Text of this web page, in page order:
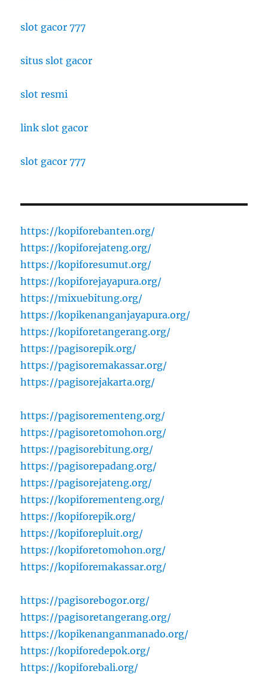
slot gacor 777
situs slot gacor
slot resmi
link slot gacor
slot gacor 777
https://kopiforebanten.org/
https://kopiforejateng.org/
https://kopiforesumut.org/
https://kopiforejayapura.org/
https://mixuebitung.org/
https://kopikenanganjayapura.org/
https://kopiforetangerang.org/
https://pagisorepik.org/
https://pagisoremakassar.org/
https://pagisorejakarta.org/
https://pagisorementeng.org/
https://pagisoretomohon.org/
https://pagisorebitung.org/
https://pagisorepadang.org/
https://pagisorejateng.org/
https://kopiforementeng.org/
https://kopiforepik.org/
https://kopiforepluit.org/
https://kopiforetomohon.org/
https://kopiforemakassar.org/
https://pagisorebogor.org/
https://pagisoretangerang.org/
https://kopikenanganmanado.org/
https://kopiforedepok.org/
https://kopiforebali.org/